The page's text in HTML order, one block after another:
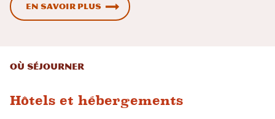
En savoir plus
Où séjourner
Hôtels et hébergements